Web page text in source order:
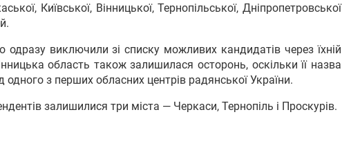
Київської, Вінницької, Тернопільської, Дніпропетровської
одразу виключили зі списку можливих кандидатів через їхній
область також залишилася осторонь, оскільки її назва
з перших обласних центрів радянської України.
залишилися три міста — Черкаси, Тернопіль і Проскурів.